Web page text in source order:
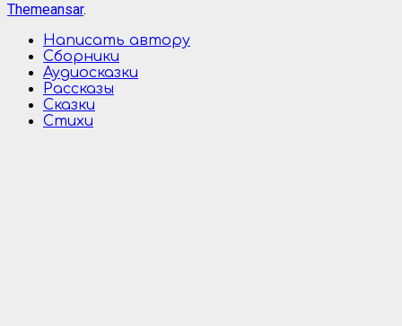
Themeansar.
Написать автору
Сборники
Аудиосказки
Рассказы
Сказки
Стихи